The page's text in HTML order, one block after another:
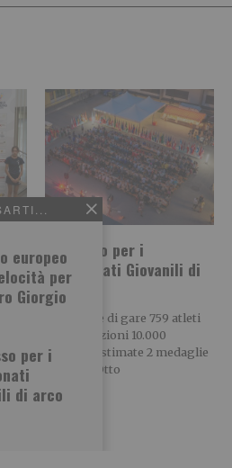
europeo
per
Giorgio
per i
di arco
Successo per i
Campionati Giovanili di
arco
8 giornate di gare 759 atleti
68 delegazioni 10.000
presenze stimate 2 medaglie
azzurre Otto